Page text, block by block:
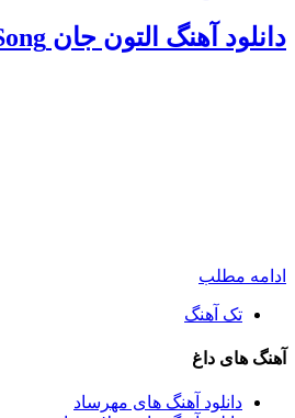
دانلود آهنگ التون جان Your Song
ادامه مطلب
تک آهنگ
آهنگ های داغ
دانلود آهنگ های مهرساد